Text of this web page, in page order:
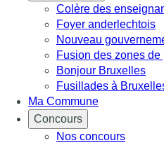
Colère des
Foyer anderlechtois
Nouveau
Fusion des zones de
Bonjour Bruxelles
Fusillades à
Ma Commune
Concours
Nos concours